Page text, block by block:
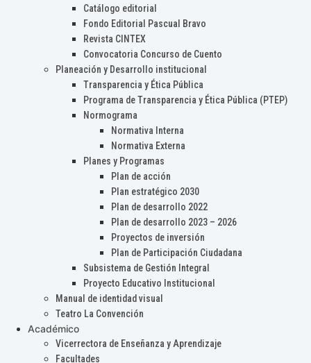
Catálogo editorial
Fondo Editorial Pascual Bravo
Revista CINTEX
Convocatoria Concurso de Cuento
Planeación y Desarrollo institucional
Transparencia y Ética Pública
Programa de Transparencia y Ética Pública (PTEP)
Normograma
Normativa Interna
Normativa Externa
Planes y Programas
Plan de acción
Plan estratégico 2030
Plan de desarrollo 2022
Plan de desarrollo 2023 – 2026
Proyectos de inversión
Plan de Participación Ciudadana
Subsistema de Gestión Integral
Proyecto Educativo Institucional
Manual de identidad visual
Teatro La Convención
Académico
Vicerrectora de Enseñanza y Aprendizaje
Facultades